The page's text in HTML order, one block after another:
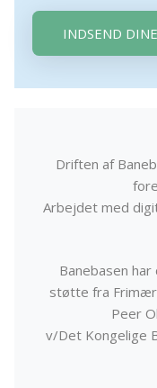
INDSEND
Driften af
Arbejdet med
Banebasen
støtte fra
Peer
v/Det Kongelige